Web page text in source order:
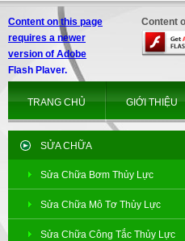
Content on this page
requires a newer
version of Adobe
Flash Player.
Content
TRANG CHỦ GIỚI THIỆU
SỬA CHỮA
Sửa Chữa Bơm Thủy Lực
Sửa Chữa Mô Tơ Thủy Lực
Sửa Chữa Công Tắc Thủy Lực